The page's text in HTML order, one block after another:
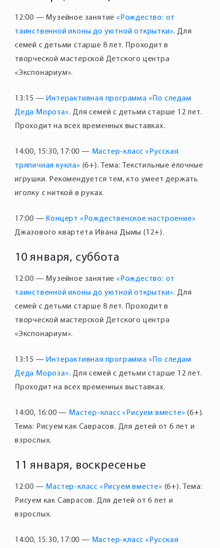
12:00 — Музейное занятие«Рождество: от
таинственной иконы до уютной открытки». Для
семей с детьми старше 8 лет. Проходит в
творческой мастерской Детского центра
13:15 — Интерактивная программа «По следам
Деда Мороза». Для семей с детьми старше 12 лет.
Проходит на всех временных выставках.
14:00, 15:30, 17:00 — Мастер-класс «Русская
тряпичная кукла» (6+). Тема: Текстильные ёлочные
игрушки. Рекомендуется тем, кто умеет держать
17:00 — Концерт «Рождественское настроение»
10 января, суббота
12:00 — Музейное занятие«Рождество: от
таинственной иконы до уютной открытки». Для
семей с детьми старше 8 лет. Проходит в
творческой мастерской Детского центра
13:15 — Интерактивная программа «По следам
Деда Мороза». Для семей с детьми старше 12 лет.
Проходит на всех временных выставках.
14:00, 16:00 — Мастер-класс «Рисуем вместе» (6+).
Тема: Рисуем как Саврасов. Для детей от 6 лет и
взрослых.
11 января, воскресенье
12:00 — Мастер-класс «Рисуем вместе» (6+). Тема:
Рисуем как Саврасов. Для детей от 6 лет и
взрослых.
14:00, 15:30, 17:00 — Мастер-класс «Русская